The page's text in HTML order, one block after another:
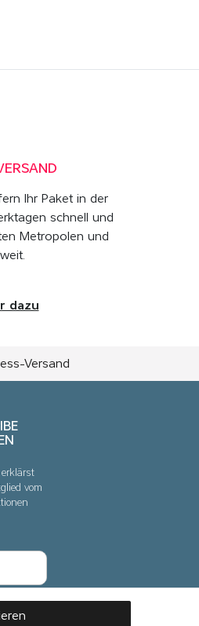
Ihr Paket in der
schnell und
Metropolen und
dazu
Versand
erklärst
vom